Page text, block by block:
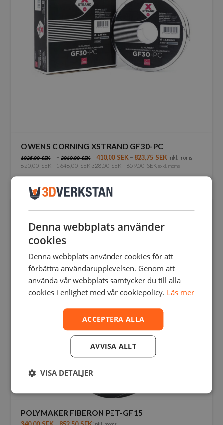
OWENS CORNING XSTRAND GF30-PC
1025,00SEK –2060,00SEK 410,00 SEK – 823,75 SEK inkl. moms
820,00SEK–1648,00SEK328,00 SEK – 659,00 SEK exkl. moms
produkten
varianter.
olika
alternativen
kan
POLYMAKER FIBERON PET-GF15
Denna webbplats använder
cookies
Denna webbplats använder cookies för att
förbättra användarupplevelsen. Genom att
använda vår webbplats samtycker du till alla
cookies i enlighet med vår cookiepolicy. Läs mer
ACCEPTERA ALLA
AVVISA ALLT
VISA DETALJER